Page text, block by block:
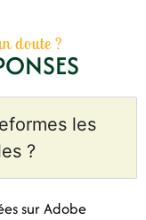
doute ?
les
?
sur Adobe